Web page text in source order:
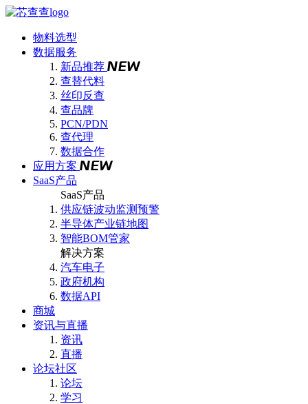
物料选型
数据服务
新品推荐
查替代料
丝印反查
查品牌
PCN/PDN
查代理
数据合作
应用方案
SaaS产品
SaaS产品
供应链波动监测预警
半导体产业链地图
智能BOM管家
解决方案
汽车电子
政府机构
数据API
商城
资讯与直播
资讯
直播
论坛社区
论坛
学习